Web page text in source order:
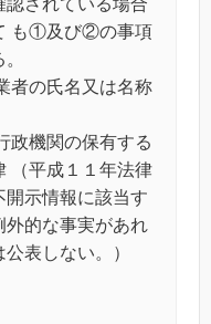
認されている場合
も①及び②の事項
者の氏名又は名称
政機関の保有する
（平成１１年法律
示情報に該当す
外的な事実があれ
表しない。）